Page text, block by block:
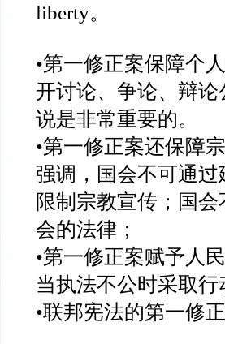
liberty。
•第一修正案保障个
开讨论、争论、辩
说是非常重要的。
•第一修正案还保障
强调，国会不可通
限制宗教宣传；国
会的法律；
•第一修正案赋予人
当执法不公时采取
•联邦宪法的第一修